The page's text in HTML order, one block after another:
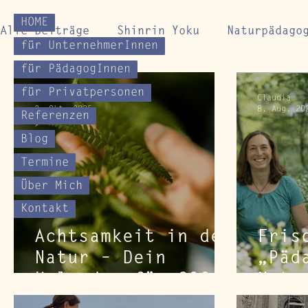
HOME
für UnternehmerInnen
für PädagogInnen
für Privatpersonen
Referenzen
Blog
Termine
Über Mich
Kontakt
Alle Beiträge Shinrin Yoku
Impulse für Naturverbindung
Achtsamkeit in der
Natur – Dein
Claudia
2. Okt. 2025
Claudia
8. Aug.